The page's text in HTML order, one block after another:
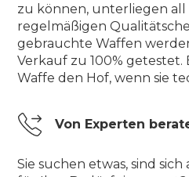
zu können, unterliegen
regelmäßigen
gebrauchte Waffen
Verkauf zu 100% getestet.
Waffe den Hof, wenn sie
Von Experten
Sie suchen etwas, sind